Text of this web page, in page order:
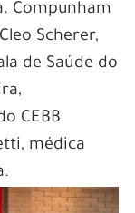
Compunham
Scherer,
de Saúde do
CEBB
médica